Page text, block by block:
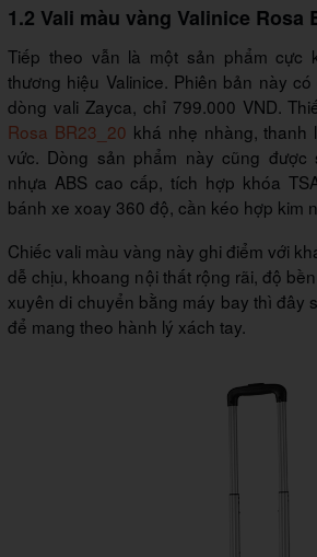
1.2 Vali màu vàng Valinice Rosa
Tiếp theo vẫn là một sản phẩm cực
thương hiệu Valinice. Phiên bản này
dòng vali Zayca, chỉ 799.000 VND.
Rosa BR23_20 khá nhẹ nhàng, thanh
vức. Dòng sản phẩm này cũng được
nhựa ABS cao cấp, tích hợp khóa
bánh xe xoay 360 độ, cần kéo hợp kim
Chiếc vali màu vàng này ghi điểm với
dễ chịu, khoang nội thất rộng rãi, độ
xuyên di chuyển bằng máy bay thì đây
để mang theo hành lý xách tay.